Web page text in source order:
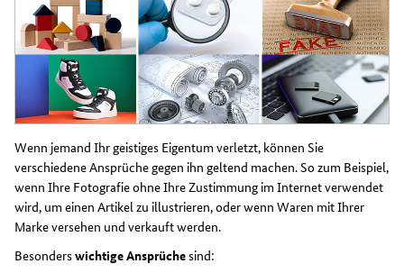
Wenn jemand Ihr geistiges Eigentum verletzt, können Sie
verschiedene Ansprüche gegen ihn geltend machen. So zum Beispiel,
wenn Ihre Fotografie ohne Ihre Zustimmung im Internet verwendet
wird, um einen Artikel zu illustrieren, oder wenn Waren mit Ihrer
Marke versehen und verkauft werden.
Besonderswichtige Ansprüchesind: